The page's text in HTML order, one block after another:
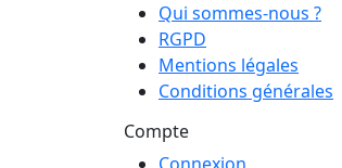
Qui sommes-nous ?
RGPD
Mentions légales
Conditions générales
Compte